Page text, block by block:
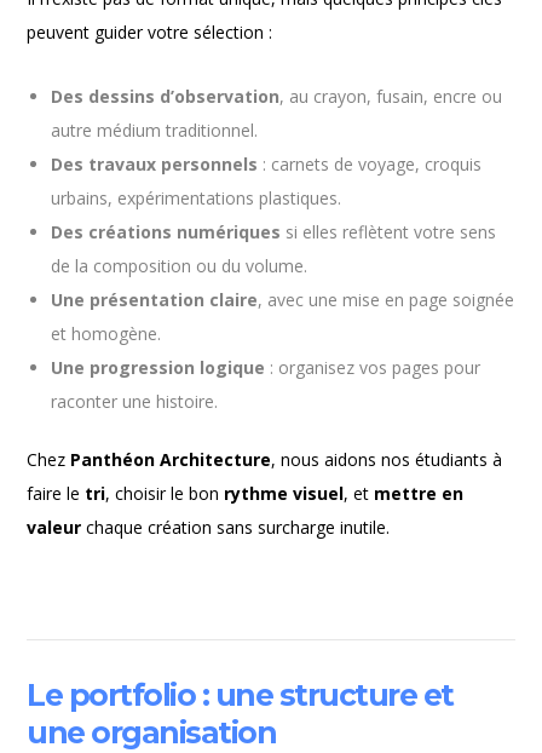
peuvent guider votre sélection :
Des dessins d’observation, au crayon, fusain, encre ou
autre médium traditionnel.
Des travaux personnels : carnets de voyage, croquis
urbains, expérimentations plastiques.
Des créations numériques si elles reflètent votre sens
de la composition ou du volume.
Une présentation claire, avec une mise en page soignée
et homogène.
Une progression logique : organisez vos pages pour
raconter une histoire.
Chez Panthéon Architecture, nous aidons nos étudiants à
faire le tri, choisir le bon rythme visuel, et mettre en
valeur chaque création sans surcharge inutile.
Le portfolio : une structure et
une organisation